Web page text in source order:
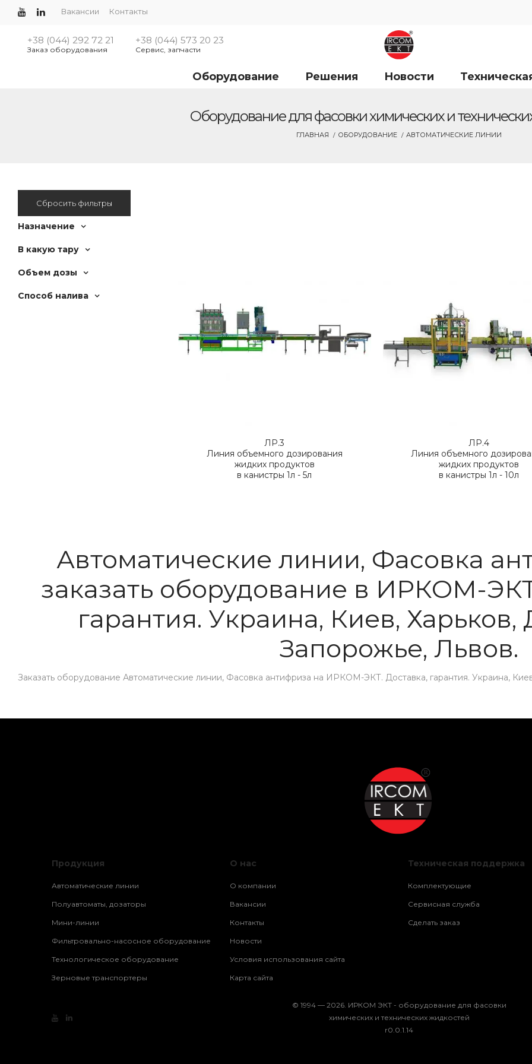
Вакансии Контакты
+38 (044) 292 72 21
Заказ оборудования
+38 (044) 573 20 23
Сервис, запчасти
Оборудование Решения Новости
Оборудование для фасовки химических и
ГЛАВНАЯ ОБОРУДОВАНИЕ АВТОМАТИЧЕСКИЕ ЛИНИИ
ЛР.3
Линия объемного дозирования
жидких продуктов
в канистры 1л - 5л
ЛР.4
Линия объемного
жидких продуктов
в канистры 1л - 10л
Сбросить фильтры
Назначение
В какую тару
Объем дозы
Способ налива
Автоматические линии, Фасовка
заказать оборудование в ИРКОМ-
гарантия. Украина, Киев,
Запорожье, Львов.
Заказать оборудование Автоматические линии, Фасовка антифриза на ИРКОМ-ЭКТ. Доставка, гарантия. Украина,
Продукция
Автоматические линии
Полуавтоматы, дозаторы
Мини-линии
Фильтровально-насосное оборудование
Технологическое оборудование
Зерновые транспортеры
О нас
О компании
Вакансии
Контакты
Новости
Условия использования сайта
Карта сайта
Техническая поддержка
Комплектующие
Сервисная служба
Сделать заказ
© 1994 — 2026. ИРКОМ ЭКТ - оборудование для фасовки
химических и технических жидкостей
r0.0.1.14